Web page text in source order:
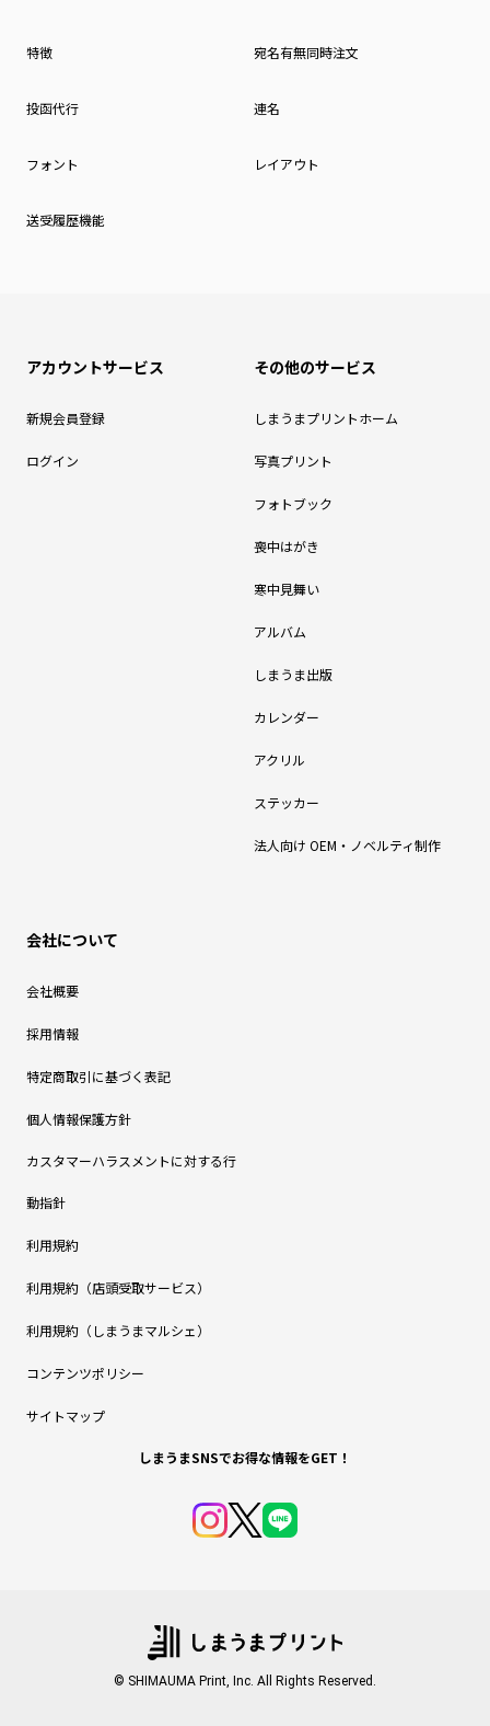
特徴 宛名有無同時注文
投函代行 連名
フォント レイアウト
送受履歴機能
アカウントサービス
新規会員登録
ログイン
その他のサービス
しまうまプリントホーム
写真プリント
フォトブック
喪中はがき
寒中見舞い
アルバム
しまうま出版
カレンダー
アクリル
ステッカー
法人向け OEM・ノベルティ制作
会社について
会社概要
採用情報
特定商取引に基づく表記
個人情報保護方針
カスタマーハラスメントに対する行
動指針
利用規約
利用規約（店頭受取サービス）
利用規約（しまうまマルシェ）
コンテンツポリシー
サイトマップ
しまうまSNSでお得な情報をGET！
© SHIMAUMA Print, Inc. All Rights Reserved.